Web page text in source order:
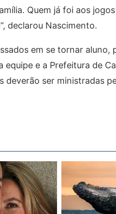
Quem já foi aos
declarou Nascimento.
em se tornar aluno,
e a Prefeitura de
deverão ser ministradas